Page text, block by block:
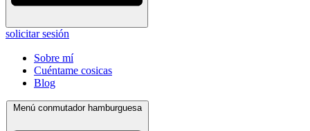
solicitar sesión
Sobre mí
Cuéntame cosicas
Blog
Menú conmutador hamburguesa